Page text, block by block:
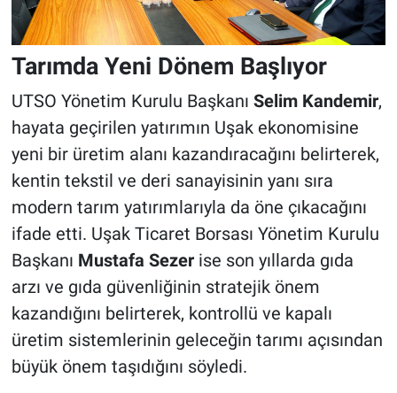
Tarımda Yeni Dönem Başlıyor
UTSO Yönetim Kurulu Başkanı Selim Kandemir,
hayata geçirilen yatırımın Uşak ekonomisine
yeni bir üretim alanı kazandıracağını belirterek,
kentin tekstil ve deri sanayisinin yanı sıra
modern tarım yatırımlarıyla da öne çıkacağını
ifade etti. Uşak Ticaret Borsası Yönetim Kurulu
Başkanı Mustafa Sezerise son yıllarda gıda
arzı ve gıda güvenliğinin stratejik önem
kazandığını belirterek, kontrollü ve kapalı
üretim sistemlerinin geleceğin tarımı açısından
büyük önem taşıdığını söyledi.